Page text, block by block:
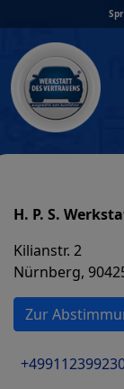
to
content
H. P. S.
Kilianstr. 2
Nürnberg,
Zur